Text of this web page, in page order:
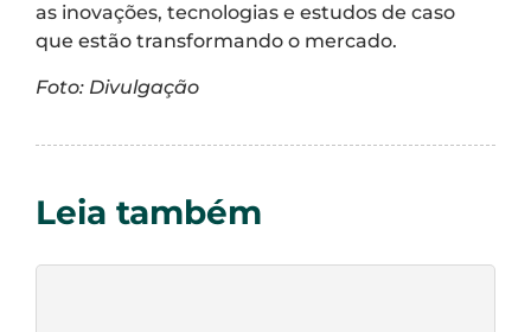
as inovações, tecnologias e estudos de caso
que estão transformando o mercado.
Foto: Divulgação
Leia também